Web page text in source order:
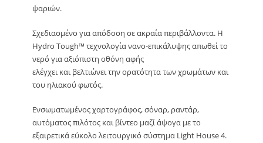
ψαριών.
Σχεδιασμένο για απόδοση σε ακραία περιβάλλοντα. Η
Hydro Tough™ τεχνολογία νανο-επικάλυψης απωθεί το
νερό για αξιόπιστη οθόνη αφής
ελέγχει και βελτιώνει την ορατότητα των χρωμάτων και
του ηλιακού φωτός.
Ενσωματωμένος χαρτογράφος, σόναρ, ραντάρ,
αυτόματος πιλότος και βίντεο μαζί άψογα με το
εξαιρετικά εύκολο λειτουργικό σύστημα Light House 4.